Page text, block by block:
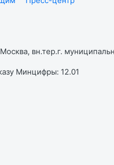
вн.тер.г.
Минцифры: 12.01